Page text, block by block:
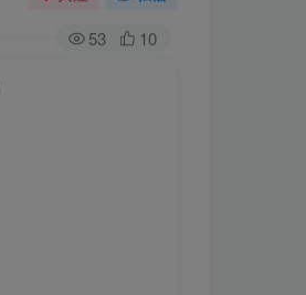
53 10